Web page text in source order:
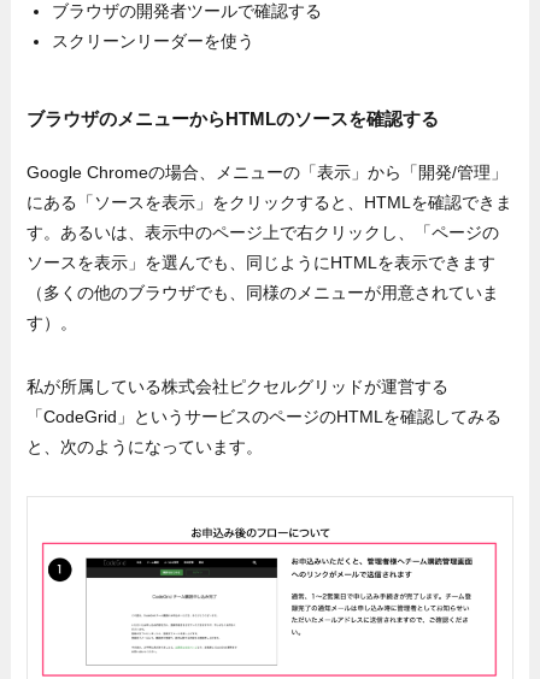
ブラウザの開発者ツールで確認する
スクリーンリーダーを使う
ブラウザのメニューからHTMLのソースを確認する
Google Chromeの場合、メニューの「表示」から「開発/管理」
にある「ソースを表示」をクリックすると、HTMLを確認できま
す。あるいは、表示中のページ上で右クリックし、「ページの
ソースを表示」を選んでも、同じようにHTMLを表示できます
（多くの他のブラウザでも、同様のメニューが用意されていま
す）。
私が所属している株式会社ピクセルグリッドが運営する
「CodeGrid」というサービスのページのHTMLを確認してみる
と、次のようになっています。